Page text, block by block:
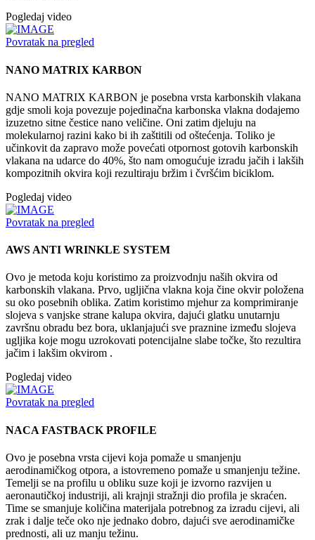
Pogledaj video
Povratak na pregled
NANO MATRIX KARBON
NANO MATRIX KARBON je posebna vrsta karbonskih vlakana
gdje smoli koja povezuje pojedinačna karbonska vlakna dodajemo
izuzetno sitne čestice nano veličine. Oni zatim djeluju na
molekularnoj razini kako bi ih zaštitili od oštećenja. Toliko je
učinkovit da zapravo može povećati otpornost gotovih karbonskih
vlakana na udarce do 40%, što nam omogućuje izradu jačih i lakših
kompozitnih okvira koji rezultiraju bržim i čvršćim biciklom.
Pogledaj video
Povratak na pregled
AWS ANTI WRINKLE SYSTEM
Ovo je metoda koju koristimo za proizvodnju naših okvira od
karbonskih vlakana. Prvo, ugljična vlakna koja čine okvir položena
su oko posebnih oblika. Zatim koristimo mjehur za komprimiranje
slojeva s vanjske strane kalupa okvira, dajući glatku unutarnju
završnu obradu bez bora, uklanjajući sve praznine između slojeva
ugljika koje mogu uzrokovati potencijalne slabe točke, što rezultira
jačim i lakšim okvirom .
Pogledaj video
Povratak na pregled
NACA FASTBACK PROFILE
Ovo je posebna vrsta cijevi koja pomaže u smanjenju
aerodinamičkog otpora, a istovremeno pomaže u smanjenju težine.
Temelji se na profilu u obliku suze koji je izvorno razvijen u
aeronautičkoj industriji, ali krajnji stražnji dio profila je skraćen.
Time se smanjuje količina materijala potrebnog za izradu cijevi, ali
zrak i dalje teče oko nje jednako dobro, dajući sve aerodinamičke
prednosti, ali uz manju težinu.